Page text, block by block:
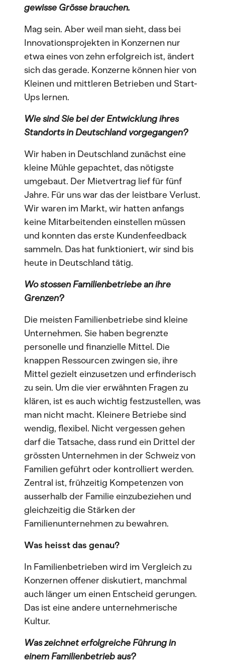
gewisse Grösse brauchen.
Mag sein. Aber weil man sieht, dass bei
Innovationsprojekten in Konzernen nur
etwa eines von zehn erfolgreich ist, ändert
sich das gerade. Konzerne können hier von
Kleinen und mittleren Betrieben und Start-
Ups lernen.
Wie sind Sie bei der Entwicklung ihres
Standorts in Deutschland vorgegangen?
Wir haben in Deutschland zunächst eine
kleine Mühle gepachtet, das nötigste
umgebaut. Der Mietvertrag lief für fünf
Jahre. Für uns war das der leistbare Verlust.
Wir waren im Markt, wir hatten anfangs
keine Mitarbeitenden einstellen müssen
und konnten das erste Kundenfeedback
sammeln. Das hat funktioniert, wir sind bis
heute in Deutschland tätig.
Wo stossen Familienbetriebe an ihre
Grenzen?
Die meisten Familienbetriebe sind kleine
Unternehmen. Sie haben begrenzte
personelle und finanzielle Mittel. Die
knappen Ressourcen zwingen sie, ihre
Mittel gezielt einzusetzen und erfinderisch
zu sein. Um die vier erwähnten Fragen zu
klären, ist es auch wichtig festzustellen, was
man nicht macht. Kleinere Betriebe sind
wendig, flexibel. Nicht vergessen gehen
darf die Tatsache, dass rund ein Drittel der
grössten Unternehmen in der Schweiz von
Familien geführt oder kontrolliert werden.
Zentral ist, frühzeitig Kompetenzen von
ausserhalb der Familie einzubeziehen und
gleichzeitig die Stärken der
Familienunternehmen zu bewahren.
Was heisst das genau?
In Familienbetrieben wird im Vergleich zu
Konzernen offener diskutiert, manchmal
auch länger um einen Entscheid gerungen.
Das ist eine andere unternehmerische
Kultur.
Was zeichnet erfolgreiche Führung in
einem Familienbetrieb aus?